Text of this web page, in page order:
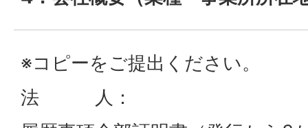
※コピーをご提出ください。
法 人：